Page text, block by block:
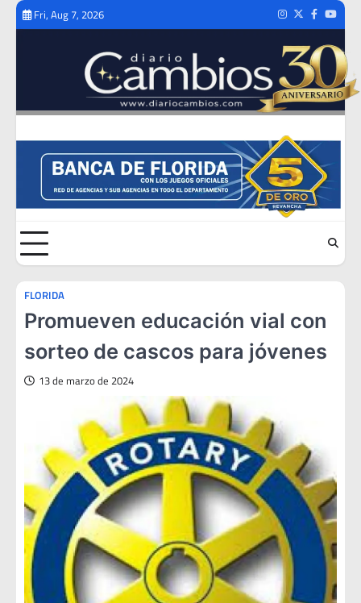
Skip
Fri, Aug 7, 2026 Instagram
TwitterFacebook
FLORIDA
Promueven educación vial con
sorteo de cascos para jóvenes
13 de marzo de 2024